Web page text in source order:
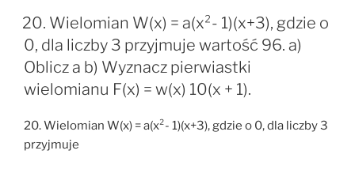
20. Wielomian W(x) = a(x²- 1)(x+3), gdzie o
0, dla liczby 3 przyjmuje wartość 96. a)
Oblicz a b) Wyznacz pierwiastki
wielomianu F(x) = w(x) 10(x + 1).
20. Wielomian W(x) = a(x²- 1)(x+3), gdzie o 0, dla liczby 3
przyjmuje